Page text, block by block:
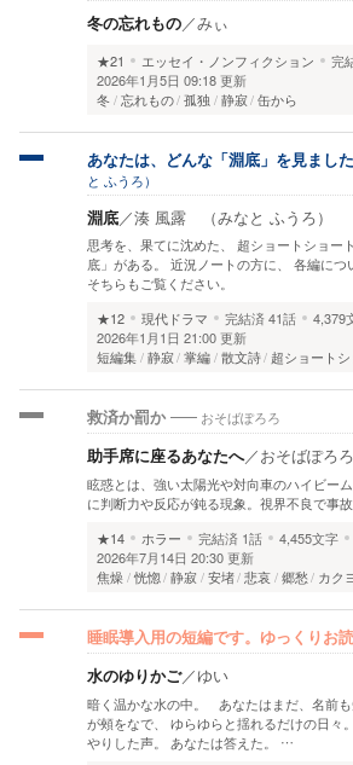
冬の忘れもの／みぃ
★21 エッセイ・ノンフィクション 完
2026年1月5日 09:18 更新
冬 忘れもの 孤独 静寂 缶から
あなたは、どんな「淵底」を見ました
と ふうろ）
淵底／湊 風露 （みなと ふうろ）
思考を、果てに沈めた、 超ショートショー
底」がある。 近況ノートの方に、 各編につ
そちらもご覧ください。
★12
現代ドラマ 完結済41話
4,379
2026年1月1日 21:00 更新
短編集 静寂 掌編 散文詩 超ショートシ
救済か罰か おそばぽろろ
助手席に座るあなたへ／おそばぽろろ
眩惑とは、強い太陽光や対向車のハイビー
に判断力や反応が鈍る現象。視界不良で事故
★14
ホラー 完結済 1話
4,455文字
2026年7月14日 20:30 更新
焦燥 恍惚 静寂 安堵 悲哀 郷愁 カク
睡眠導入用の短編です。ゆっくりお読
水のゆりかご／ゆい
暗く温かな水の中。 あなたはまだ、名前
が頰をなで、 ゆらゆらと揺れるだけの日
やりした声。 あなたは答えた。 …